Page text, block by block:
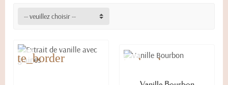
-- veuillez choisir --
favorite_border